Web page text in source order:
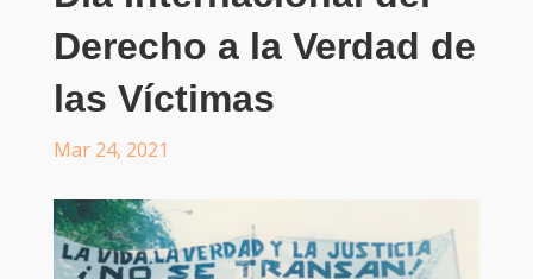
Derecho a la Verdad de
las Víctimas
Mar 24, 2021